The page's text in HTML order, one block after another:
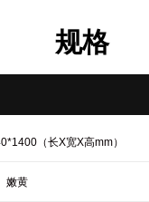
规格
（长X宽X高mm）
嫩黄